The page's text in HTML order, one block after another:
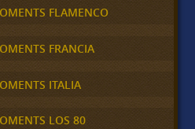
FLAMENCO
FRANCIA
ITALIA
LOS 80